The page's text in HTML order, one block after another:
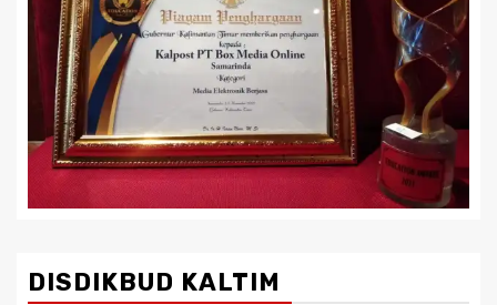
DISDIKBUD KALTIM